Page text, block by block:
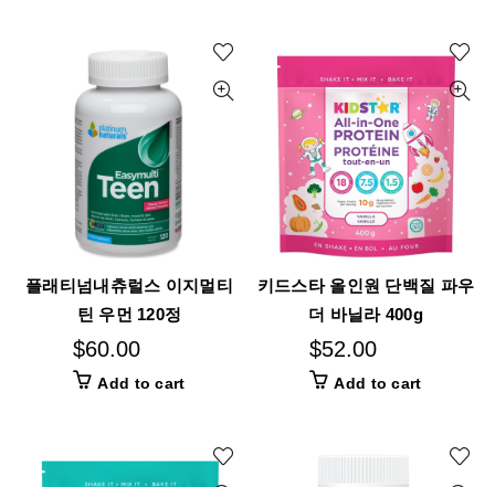
플래티넘내츄럴스 이지멀티
틴 우먼 120정
$60.00
Add to cart
키드스타 올인원 단백질 파우
더 바닐라 400g
$52.00
Add to cart